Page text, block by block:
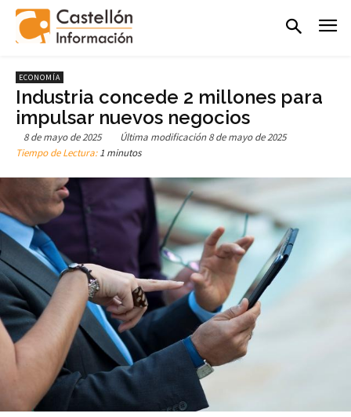
ECONOMÍA
Industria concede 2 millones para
impulsar nuevos negocios
8 de mayo de 2025 Última modificación 8 de mayo de 2025
Tiempo de Lectura:1 minutos